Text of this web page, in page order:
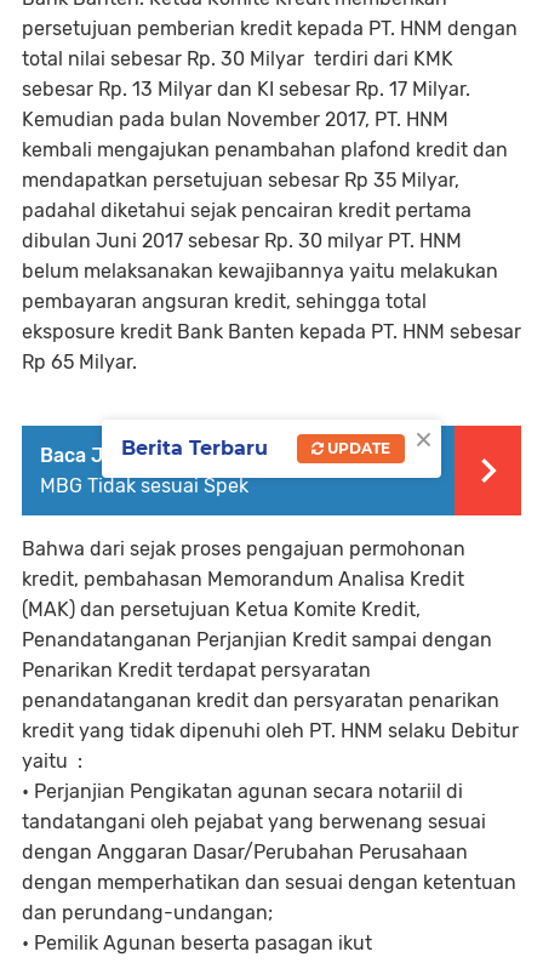
persetujuan pemberian kredit kepada PT. HNM dengan
total nilai sebesar Rp. 30 Milyar terdiri dari KMK
sebesar Rp. 13 Milyar dan KI sebesar Rp. 17 Milyar.
Kemudian pada bulan November 2017, PT. HNM
kembali mengajukan penambahan plafond kredit dan
mendapatkan persetujuan sebesar Rp 35 Milyar,
padahal diketahui sejak pencairan kredit pertama
dibulan Juni 2017 sebesar Rp. 30 milyar PT. HNM
belum melaksanakan kewajibannya yaitu melakukan
pembayaran angsuran kredit, sehingga total
eksposure kredit Bank Banten kepada PT. HNM sebesar
Rp 65 Milyar.
Baca Juga : SPPG Kerta Dikeluhkan, Menu
MBG Tidak sesuai Spek
Bahwa dari sejak proses pengajuan permohonan
kredit, pembahasan Memorandum Analisa Kredit
(MAK) dan persetujuan Ketua Komite Kredit,
Penandatanganan Perjanjian Kredit sampai dengan
Penarikan Kredit terdapat persyaratan
penandatanganan kredit dan persyaratan penarikan
kredit yang tidak dipenuhi oleh PT. HNM selaku Debitur
yaitu :
• Perjanjian Pengikatan agunan secara notariil di
tandatangani oleh pejabat yang berwenang sesuai
dengan Anggaran Dasar/Perubahan Perusahaan
dengan memperhatikan dan sesuai dengan ketentuan
dan perundang-undangan;
• Pemilik Agunan beserta pasagan ikut
×
Berita Terbaru UPDATE